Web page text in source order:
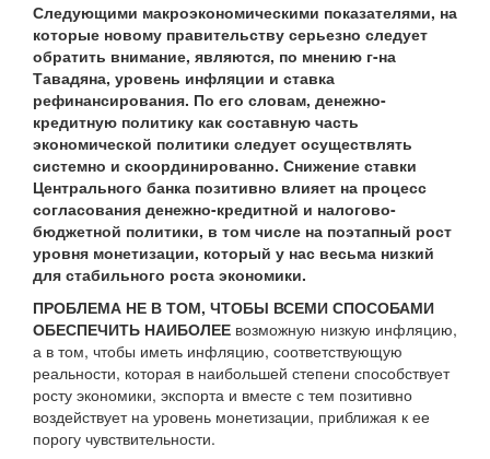
Следующими макроэкономическими показателями, на
которые новому правительству серьезно следует
обратить внимание, являются, по мнению г-на
Тавадяна, уровень инфляции и ставка
рефинансирования. По его словам, денежно-
кредитную политику как составную часть
экономической политики следует осуществлять
системно и скоординированно. Снижение ставки
Центрального банка позитивно влияет на процесс
согласования денежно-кредитной и налогово-
бюджетной политики, в том числе на поэтапный рост
уровня монетизации, который у нас весьма низкий
для стабильного роста экономики.
ПРОБЛЕМА НЕ В ТОМ, ЧТОБЫ ВСЕМИ СПОСОБАМИ
ОБЕСПЕЧИТЬ НАИБОЛЕЕ возможную низкую инфляцию,
а в том, чтобы иметь инфляцию, соответствующую
реальности, которая в наибольшей степени способствует
росту экономики, экспорта и вместе с тем позитивно
воздействует на уровень монетизации, приближая к ее
порогу чувствительности.